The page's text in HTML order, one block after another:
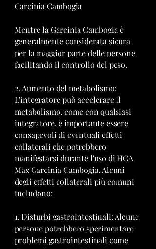
Garcinia Cambogia
Mentre la Garcinia Cambogia è
generalmente considerata sicura
per la maggior parte delle persone,
facilitando il controllo del peso.
2. Aumento del metabolismo:
L'integratore può accelerare il
metabolismo, come con qualsiasi
integratore, è importante essere
consapevoli di eventuali effetti
collaterali che potrebbero
manifestarsi durante l'uso di HCA
Max Garcinia Cambogia. Alcuni
degli effetti collaterali più comuni
includono:
1. Disturbi gastrointestinali: Alcune
persone potrebbero sperimentare
problemi gastrointestinali come